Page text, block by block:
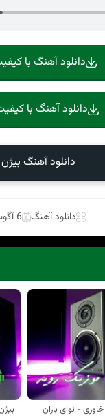
دانلود آهنگ با کیفیت
دانلود آهنگ با
دانلود آهنگ
دانلود آهنگ 6 آگوست 2023
- نوای باران